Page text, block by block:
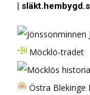
|
Möcklö-trädet
Östra Blekinge